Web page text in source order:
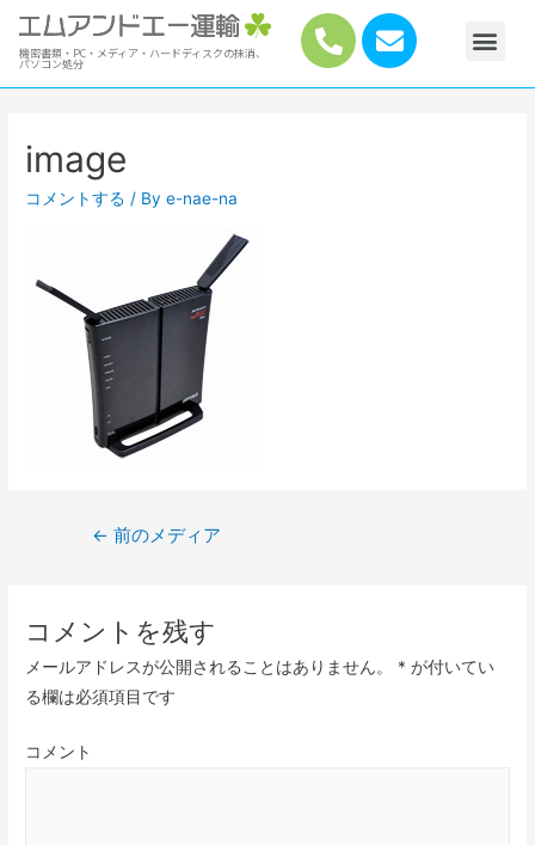
機密書類・PC・メディア・ハードディスクの抹消、
パソコン処分
image
コメントする / Bye-nae-na
← 前のメディア
コメントを残す
メールアドレスが公開されることはありません。 * が付いてい
る欄は必須項目です
コメント